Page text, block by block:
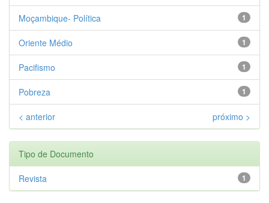
1
Moçambique- Política
1
Oriente Médio
1
Pacifismo
1
Pobreza
< anterior próximo >
Tipo de Documento
1
Revista